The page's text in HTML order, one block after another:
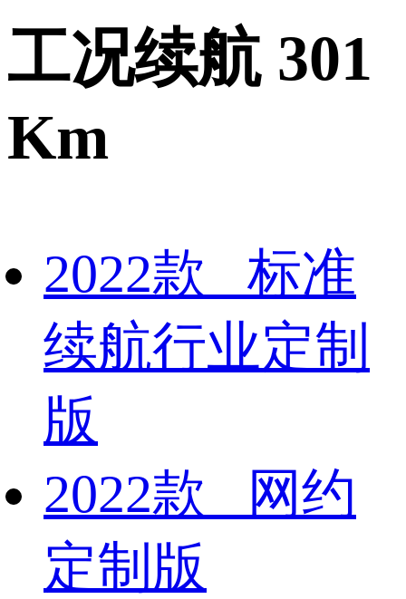
工况续航 301
Km
2022款 标准
续航行业定制
版
2022款 网约
定制版